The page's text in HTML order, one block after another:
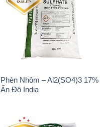
Phèn Nhôm – Al2(SO4)3 17%
Ấn Độ India